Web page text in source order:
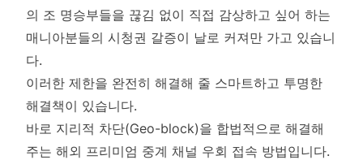
의 조 명승부들을 끊김 없이 직접 감상하고 싶어 하는
매니아분들의 시청권 갈증이 날로 커져만 가고 있습니
다.
이러한 제한을 완전히 해결해 줄 스마트하고 투명한
해결책이 있습니다.
바로 지리적 차단(Geo-block)을 합법적으로 해결해
주는 해외 프리미엄 중계 채널 우회 접속 방법입니다.